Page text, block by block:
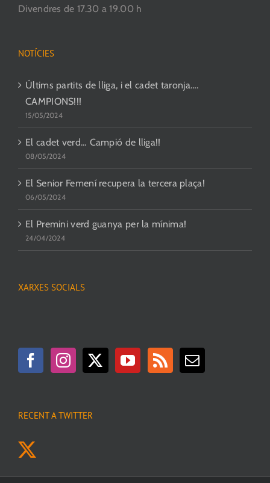
Divendres de 17.30 a 19.00 h
NOTÍCIES
Últims partits de lliga, i el cadet taronja….
CAMPIONS!!!
15/05/2024
El cadet verd… Campió de lliga!!
08/05/2024
El Senior Femení recupera la tercera plaça!
06/05/2024
El Premini verd guanya per la mínima!
24/04/2024
XARXES SOCIALS
RECENT A TWITTER